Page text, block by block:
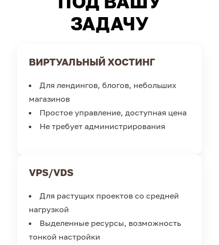
ЗАДАЧУ
ВИРТУАЛЬНЫЙ ХОСТИНГ
Для лендингов, блогов, небольших
магазинов
Простое управление, доступная цена
Не требует администрирования
VPS/VDS
Для растущих проектов со средней
нагрузкой
Выделенные ресурсы, возможность
тонкой настройки